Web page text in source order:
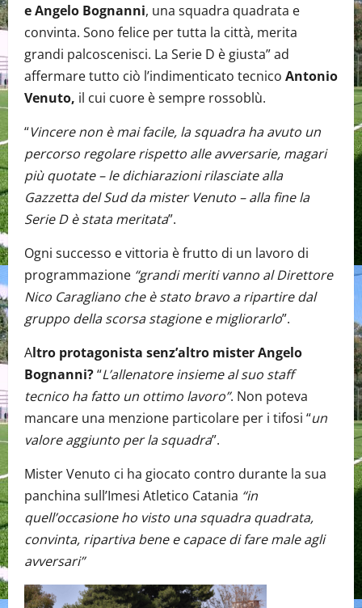
e Angelo Bognanni, una squadra quadrata e
convinta. Sono felice per tutta la città, merita
grandi palcoscenisci. La Serie D è giusta” ad
affermare tutto ciò l’indimenticato tecnico Antonio
Venuto, il cui cuore è sempre rossoblù.
“Vincere non è mai facile, la squadra ha avuto un
percorso regolare rispetto alle avversarie, magari
più quotate – le dichiarazioni rilasciate alla
Gazzetta del Sud da mister Venuto – alla fine la
Serie D è stata meritata”.
Ogni successo e vittoria è frutto di un lavoro di
programmazione “grandi meriti vanno al Direttore
Nico Caragliano che è stato bravo a ripartire dal
gruppo della scorsa stagione e migliorarlo”.
Altro protagonista senz’altro mister Angelo
Bognanni?“L’allenatore insieme al suo staff
tecnico ha fatto un ottimo lavoro”. Non poteva
mancare una menzione particolare per i tifosi “un
valore aggiunto per la squadra”.
Mister Venuto ci ha giocato contro durante la sua
panchina sull’Imesi Atletico Catania “in
quell’occasione ho visto una squadra quadrata,
convinta, ripartiva bene e capace di fare male agli
avversari”